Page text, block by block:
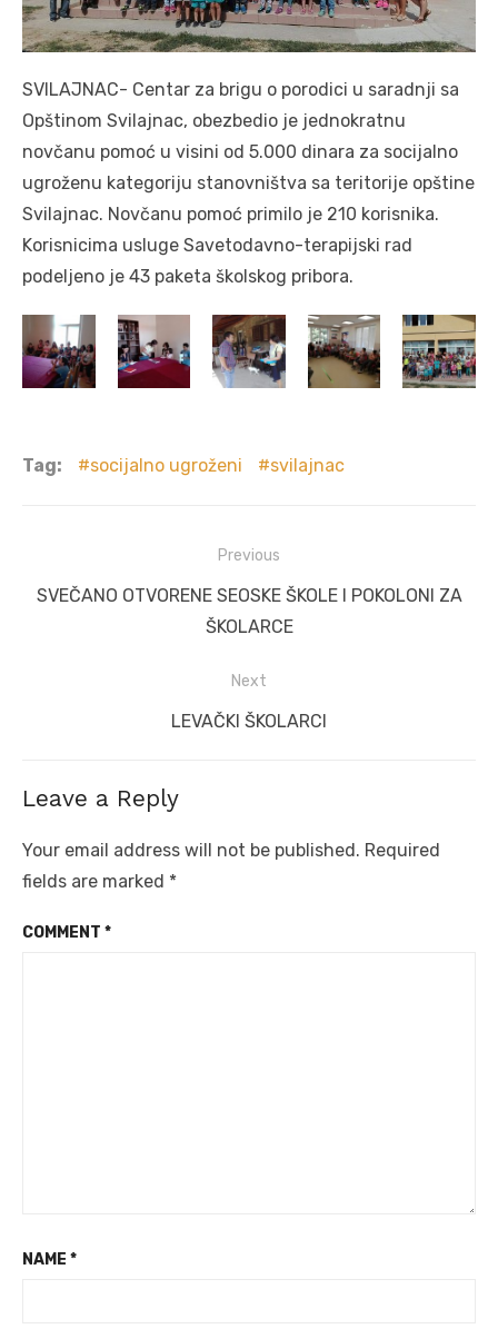
SVILAJNAC- Centar za brigu o porodici u saradnji sa
Opštinom Svilajnac, obezbedio je jednokratnu
novčanu pomoć u visini od 5.000 dinara za socijalno
ugroženu kategoriju stanovništva sa teritorije opštine
Svilajnac. Novčanu pomoć primilo je 210 korisnika.
Korisnicima usluge Savetodavno-terapijski rad
podeljeno je 43 paketa školskog pribora.
Tag: socijalno ugroženi svilajnac
navigation
Previous
Previous
SVEČANO OTVORENE SEOSKE ŠKOLE I POKOLONI ZA
ŠKOLARCE
Next
Next
LEVAČKI ŠKOLARCI
Leave a Reply
Your email address will not be published. Required
fields are marked *
COMMENT *
NAME *